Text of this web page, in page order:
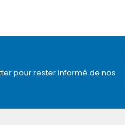
pour rester informé de nos